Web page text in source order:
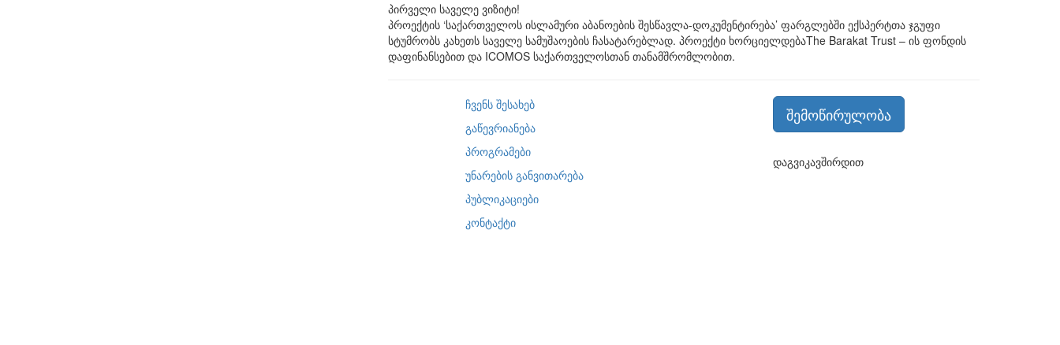
პირველი საველე ვიზიტი!
პროექტის ‘საქართველოს ისლამური აბანოების შესწავლა-დოკუმენტირება’ ფარგლებში ექსპერტთა ჯგუფი
სტუმრობს კახეთს საველე სამუშაოების ჩასატარებლად. პროექტი ხორციელდებაThe Barakat Trust – ის ფონდის
დაფინანსებით და ICOMOS საქართველოსთან თანამშრომლობით.
ჩვენს შესახებ
გაწევრიანება
პროგრამები
უნარების განვითარება
პუბლიკაციები
კონტაქტი
შემოწირულობა
დაგვიკავშირდით